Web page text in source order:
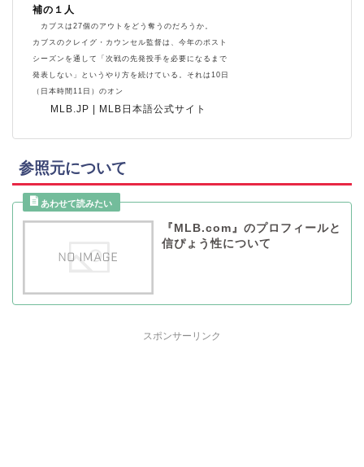
MLB.JP | MLB日本語公式サイト
補の１人
カブスは27個のアウトをどう奪うのだろうか。
カブスのクレイグ・カウンセル監督は、今年のポスト
シーズンを通して「次戦の先発投手を必要になるまで
発表しない」というやり方を続けている。それは10日
（日本時間11日）のオン
参照元について
『MLB.com』のプロフィールと
信ぴょう性について
スポンサーリンク